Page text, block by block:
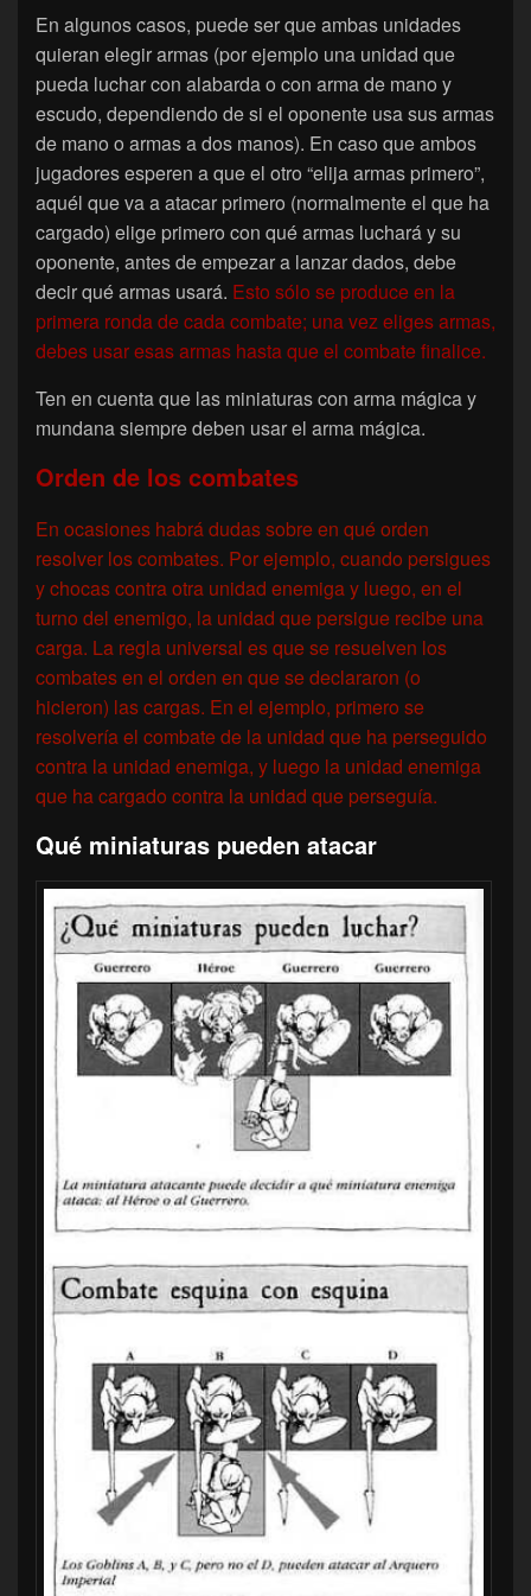
En algunos casos, puede ser que ambas unidades
quieran elegir armas (por ejemplo una unidad que
pueda luchar con alabarda o con arma de mano y
escudo, dependiendo de si el oponente usa sus armas
de mano o armas a dos manos). En caso que ambos
jugadores esperen a que el otro “elija armas primero”,
aquél que va a atacar primero (normalmente el que ha
cargado) elige primero con qué armas luchará y su
oponente, antes de empezar a lanzar dados, debe
decir qué armas usará. Esto sólo se produce en la
primera ronda de cada combate; una vez eliges armas,
debes usar esas armas hasta que el combate finalice.
Ten en cuenta que las miniaturas con arma mágica y
mundana siempre deben usar el arma mágica.
Orden de los combates
En ocasiones habrá dudas sobre en qué orden
resolver los combates. Por ejemplo, cuando persigues
y chocas contra otra unidad enemiga y luego, en el
turno del enemigo, la unidad que persigue recibe una
carga. La regla universal es que se resuelven los
combates en el orden en que se declararon (o
hicieron) las cargas. En el ejemplo, primero se
resolvería el combate de la unidad que ha perseguido
contra la unidad enemiga, y luego la unidad enemiga
que ha cargado contra la unidad que perseguía.
Qué miniaturas pueden atacar